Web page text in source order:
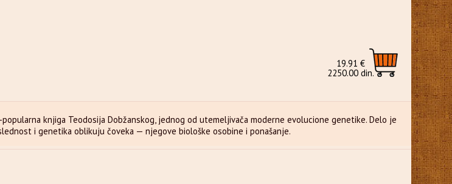
19.91 €
2250.00 din.
knjiga Teodosija Dobžanskog, jednog od utemeljivača moderne evolucione genetike. Delo je
i genetika oblikuju čoveka — njegove biološke osobine i ponašanje.